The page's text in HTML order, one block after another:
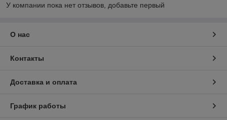
У компании пока нет отзывов, добавьте первый
О нас
Контакты
Доставка и оплата
График работы